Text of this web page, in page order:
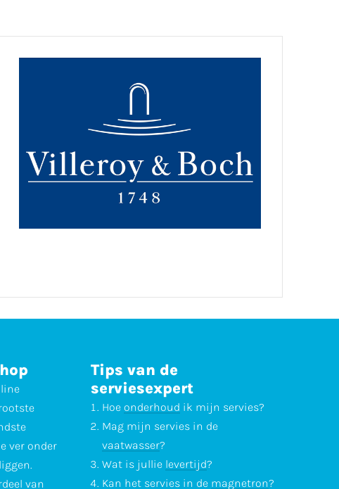
ver onder
van
Tips van de
serviesexpert
Hoe onderhoud ik mijn servies?
Mag mijn servies in de
vaatwasser?
Wat is jullie levertijd?
Kan het servies in de magnetron?